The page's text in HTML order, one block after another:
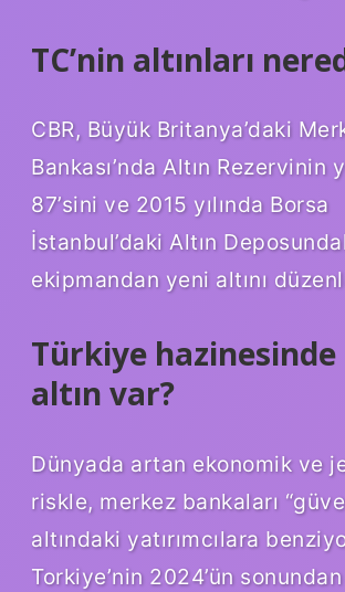
TC’nin altınları
CBR, Büyük Britanya’daki
Bankası’nda Altın Rezervinin
87’sini ve 2015 yılında Borsa
İstanbul’daki Altın
ekipmandan yeni altını
Türkiye
altın var?
Dünyada artan ekonomik ve
riskle, merkez bankaları
altındaki yatırımcılara
Torkiye’nin 2024’ün